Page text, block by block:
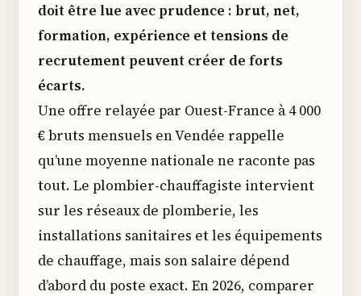
doit être lue avec prudence : brut, net,
formation, expérience et tensions de
recrutement peuvent créer de forts
écarts.
Une offre relayée par Ouest-France à 4 000
€ bruts mensuels en Vendée rappelle
qu’une moyenne nationale ne raconte pas
tout. Le plombier-chauffagiste intervient
sur les réseaux de plomberie, les
installations sanitaires et les équipements
de chauffage, mais son salaire dépend
d’abord du poste exact. En 2026, comparer